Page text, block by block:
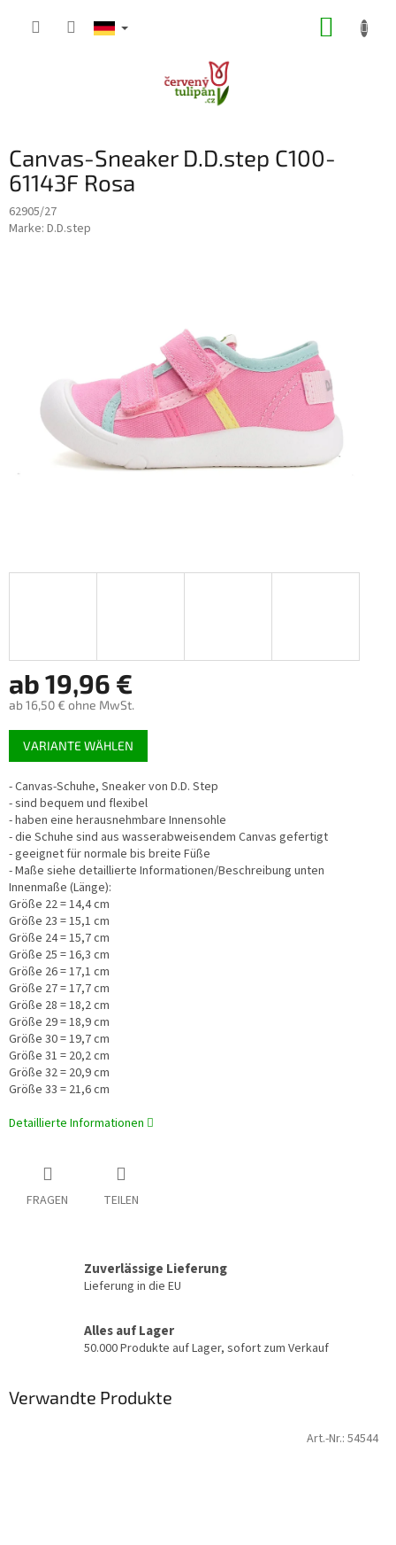
Canvas-Sneaker D.D.step C100-
61143F Rosa
62905/27
Marke: D.D.step
ab19,96 €
ab16,50 € ohne MwSt.
Verkaufspreis:
VARIANTE WÄHLEN
- Canvas-Schuhe, Sneaker von D.D. Step
- sind bequem und flexibel
- haben eine herausnehmbare Innensohle
- die Schuhe sind aus wasserabweisendem Canvas gefertigt
- geeignet für normale bis breite Füße
- Maße siehe detaillierte Informationen/Beschreibung unten
Innenmaße (Länge):
Größe 22 = 14,4 cm
Größe 23 = 15,1 cm
Größe 24 = 15,7 cm
Größe 25 = 16,3 cm
Größe 26 = 17,1 cm
Größe 27 = 17,7 cm
Größe 28 = 18,2 cm
Größe 29 = 18,9 cm
Größe 30 = 19,7 cm
Größe 31 = 20,2 cm
Größe 32 = 20,9 cm
Größe 33 = 21,6 cm
Detaillierte Informationen
FRAGEN TEILEN
Zuverlässige Lieferung
Lieferung in die EU
Alles auf Lager
50.000 Produkte auf Lager, sofort zum Verkauf
Verwandte Produkte
Art.-Nr.: 54544